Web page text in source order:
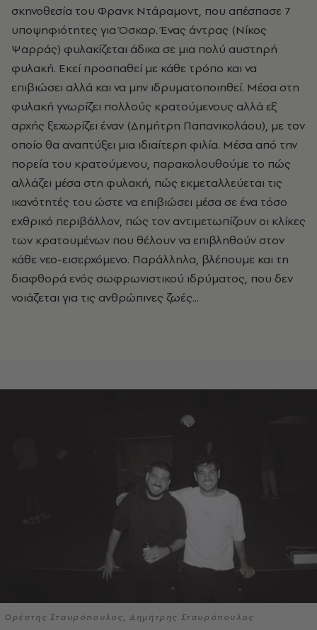
σκηνοθεσία του Φρανκ Ντάραμοντ, που απέσπασε 7
υποψηφιότητες για Όσκαρ. Ένας άντρας (Νίκος
Ψαρράς) φυλακίζεται άδικα σε μια πολύ αυστηρή
φυλακή. Εκεί προσπαθεί με κάθε τρόπο και να
επιβιώσει αλλά και να μην ιδρυματοποιηθεί. Μέσα στη
φυλακή γνωρίζει πολλούς κρατούμενους αλλά εξ
αρχής ξεχωρίζει έναν (Δημήτρη Παπανικολάου), με τον
οποίο θα αναπτύξει μια ιδιαίτερη φιλία. Μέσα από την
πορεία του κρατούμενου, παρακολουθούμε το πώς
αλλάζει μέσα στη φυλακή, πώς εκμεταλλεύεται τις
ικανότητές του ώστε να επιβιώσει μέσα σε ένα τόσο
εχθρικό περιβάλλον, πώς τον αντιμετωπίζουν οι κλίκες
των κρατουμένων που θέλουν να επιβληθούν στον
κάθε νεο-εισερχόμενο. Παράλληλα, βλέπουμε και τη
διαφθορά ενός σωφρωνιστικού ιδρύματος, που δεν
νοιάζεται για τις ανθρώπινες ζωές...
Ορέστης Σταυρόπουλος, Δημήτρης Σταυρόπουλος